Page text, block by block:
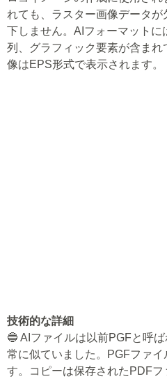
れても、ラスター画像データ
下しません。AIフォーマット
列、グラフィック要素が含ま
像はEPS形式で表示されます。
技術的な詳細
🔵 AIファイルは以前PGFと呼
常に似ていました。PGFファ
す。コピーは保存されたPDFフ